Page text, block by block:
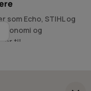
Echo, STIHL og
og
til
og minimal